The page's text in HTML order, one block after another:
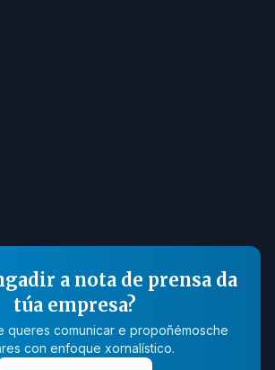
a nota de prensa da
túa empresa?
queres comunicar e propoñémosche
con enfoque xornalístico.